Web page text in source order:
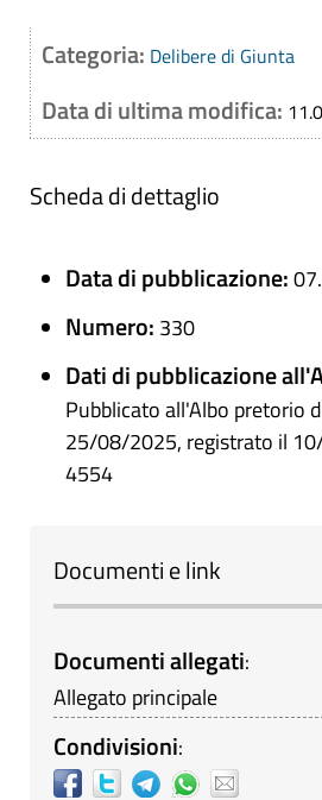
Categoria: Delibere di Giunta
Data di ultima modifica:
Scheda di dettaglio
Data di pubblicazione:
Numero: 330
Dati di pubblicazione
Pubblicato all'Albo pretorio
25/08/2025, registrato il
4554
Documenti e link
Documenti allegati:
Allegato principale
Condivisioni: